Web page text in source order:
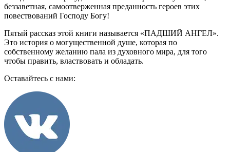
беззаветная, самоотверженная преданность героев этих
повествований Господу Богу!
Пятый рассказ этой книги называется «ПАДШИЙ АНГЕЛ».
Это история о могущественной душе, которая по
собственному желанию пала из духовного мира, для того
чтобы править, властвовать и обладать.
Оставайтесь с нами: